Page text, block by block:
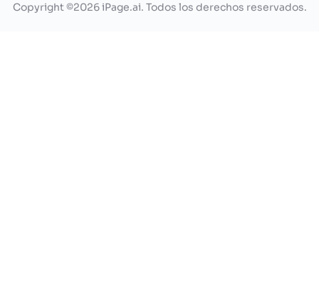
Copyright ©2026 iPage.ai. Todos los derechos reservados.